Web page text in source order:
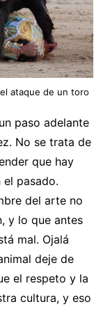
ataque de un toro
paso adelante
No se trata de
que hay
pasado.
del arte no
y lo que antes
mal. Ojalá
deje de
el respeto y la
cultura, y eso